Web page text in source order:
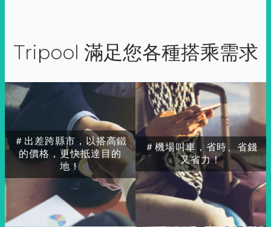
Tripool 滿足您各種搭乘需求
＃出差跨縣市，以搭高鐵
的價格，更快抵達目的
地！
＃機場叫車，省時、省錢
又省力！